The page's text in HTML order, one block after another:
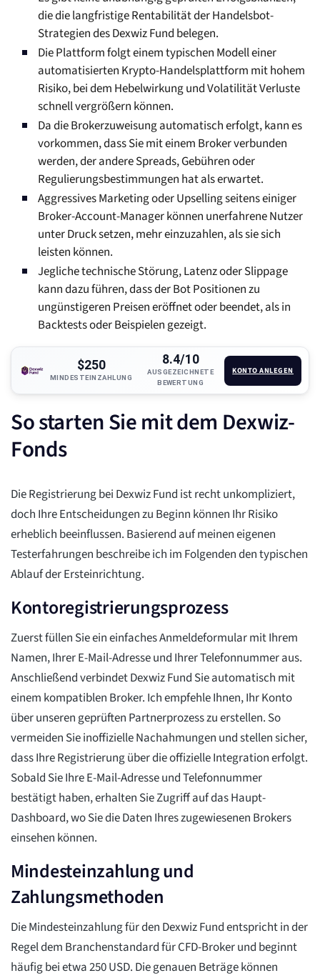
die die langfristige Rentabilität der Handelsbot-
Strategien des Dexwiz Fund belegen.
Die Plattform folgt einem typischen Modell einer
automatisierten Krypto-Handelsplattform mit hohem
Risiko, bei dem Hebelwirkung und Volatilität Verluste
schnell vergrößern können.
Da die Brokerzuweisung automatisch erfolgt, kann es
vorkommen, dass Sie mit einem Broker verbunden
werden, der andere Spreads, Gebühren oder
Regulierungsbestimmungen hat als erwartet.
Aggressives Marketing oder Upselling seitens einiger
Broker-Account-Manager können unerfahrene Nutzer
unter Druck setzen, mehr einzuzahlen, als sie sich
leisten können.
Jegliche technische Störung, Latenz oder Slippage
kann dazu führen, dass der Bot Positionen zu
ungünstigeren Preisen eröffnet oder beendet, als in
Backtests oder Beispielen gezeigt.
$250
MINDESTEINZAHLUNG
8.4/10
AUSGEZEICHNETE
BEWERTUNG
KONTO ANLEGEN
So starten Sie mit dem Dexwiz-
Fonds
Die Registrierung bei Dexwiz Fund ist recht unkompliziert,
doch Ihre Entscheidungen zu Beginn können Ihr Risiko
erheblich beeinflussen. Basierend auf meinen eigenen
Testerfahrungen beschreibe ich im Folgenden den typischen
Ablauf der Ersteinrichtung.
Kontoregistrierungsprozess
Zuerst füllen Sie ein einfaches Anmeldeformular mit Ihrem
Namen, Ihrer E-Mail-Adresse und Ihrer Telefonnummer aus.
Anschließend verbindet Dexwiz Fund Sie automatisch mit
einem kompatiblen Broker. Ich empfehle Ihnen, Ihr Konto
über unseren geprüften Partnerprozess zu erstellen. So
vermeiden Sie inoffizielle Nachahmungen und stellen sicher,
dass Ihre Registrierung über die offizielle Integration erfolgt.
Sobald Sie Ihre E-Mail-Adresse und Telefonnummer
bestätigt haben, erhalten Sie Zugriff auf das Haupt-
Dashboard, wo Sie die Daten Ihres zugewiesenen Brokers
einsehen können.
Mindesteinzahlung und
Zahlungsmethoden
Die Mindesteinzahlung für den Dexwiz Fund entspricht in der
Regel dem Branchenstandard für CFD-Broker und beginnt
häufig bei etwa 250 USD. Die genauen Beträge können